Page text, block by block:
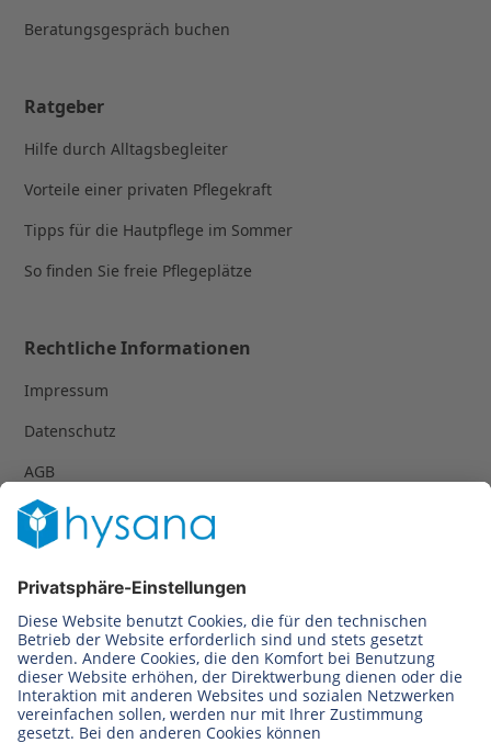
Beratungsgespräch buchen
Ratgeber
Hilfe durch Alltagsbegleiter
Vorteile einer privaten Pflegekraft
Tipps für die Hautpflege im Sommer
So finden Sie freie Pflegeplätze
Rechtliche Informationen
Impressum
Datenschutz
AGB
© 2023-2024 hysana GmbH | Alle Rechte
vorbehalten.